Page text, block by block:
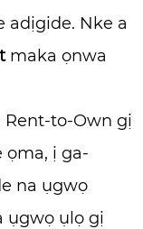
adịgide. Nke a
maka ọnwa
to-Own gị
ọma, ị ga-
na ụgwọ
ụgwọ ụlọ gị